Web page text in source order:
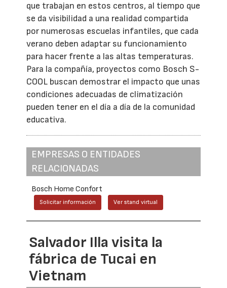
que trabajan en estos centros, al tiempo que
se da visibilidad a una realidad compartida
por numerosas escuelas infantiles, que cada
verano deben adaptar su funcionamiento
para hacer frente a las altas temperaturas.
Para la compañía, proyectos como Bosch S-
COOL buscan demostrar el impacto que unas
condiciones adecuadas de climatización
pueden tener en el día a día de la comunidad
educativa.
EMPRESAS O ENTIDADES
RELACIONADAS
Bosch Home Confort
Solicitar información Ver stand virtual
Salvador Illa visita la
fábrica de Tucai en
Vietnam